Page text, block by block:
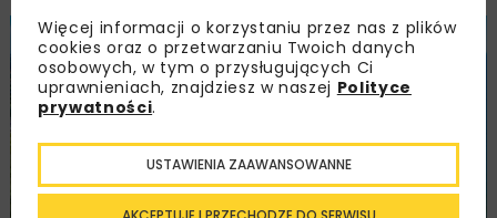
BUDOWNICTWO WIADOMOŚCI WYDARZENIA
Więcej informacji o korzystaniu przez nas z plików
cookies oraz o przetwarzaniu Twoich danych
osobowych, w tym o przysługujących Ci
uprawnieniach, znajdziesz w naszej Polityce
prywatności.
USTAWIENIA ZAAWANSOWANNE